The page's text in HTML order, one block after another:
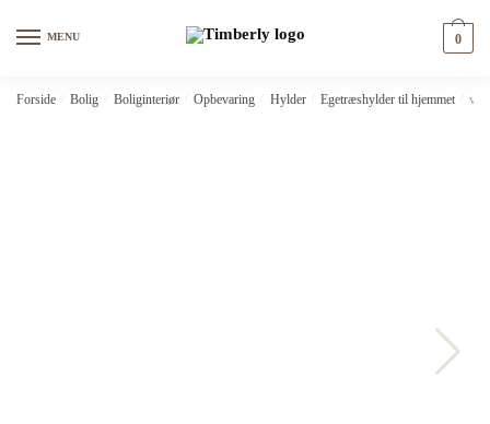
MENU 0
Forside Bolig Boliginteriør Opbevaring Hylder Egetræshylder til hjemmet